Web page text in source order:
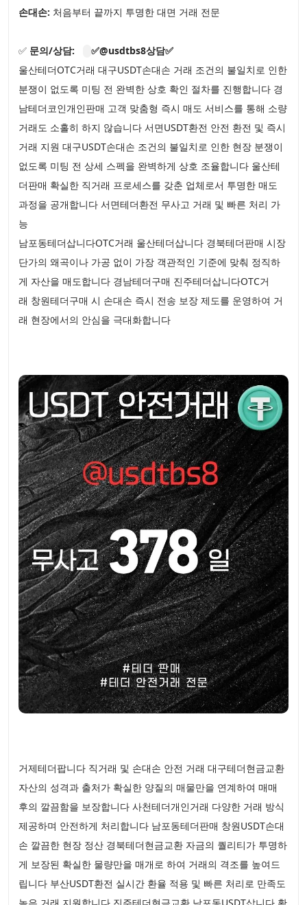
손대손: 처음부터 끝까지 투명한 대면 거래 전문
✅ 문의/상담:
✅@usdtbs8상담✅
울산테더OTC거래 대구USDT손대손 거래 조건의 불일치로 인한
분쟁이 없도록 미팅 전 완벽한 상호 확인 절차를 진행합니다 경
남테더코인개인판매 고객 맞춤형 즉시 매도 서비스를 통해 소량
거래도 소홀히 하지 않습니다 서면USDT환전 안전 환전 및 즉시
거래 지원 대구USDT손대손 조건의 불일치로 인한 현장 분쟁이
없도록 미팅 전 상세 스펙을 완벽하게 상호 조율합니다 울산테
더판매 확실한 직거래 프로세스를 갖춘 업체로서 투명한 매도
과정을 공개합니다 서면테더환전 무사고 거래 및 빠른 처리 가
능
남포동테더삽니다OTC거래 울산테더삽니다 경북테더판매 시장
단가의 왜곡이나 가공 없이 가장 객관적인 기준에 맞춰 정직하
게 자산을 매도합니다 경남테더구매 진주테더삽니다OTC거
래 창원테더구매 시 손대손 즉시 전송 보장 제도를 운영하여 거
래 현장에서의 안심을 극대화합니다
거제테더팝니다 직거래 및 손대손 안전 거래 대구테더현금교환
자산의 성격과 출처가 확실한 양질의 매물만을 연계하여 매매
후의 깔끔함을 보장합니다 사천테더개인거래 다양한 거래 방식
제공하며 안전하게 처리합니다 남포동테더판매 창원USDT손대
손 깔끔한 현장 정산 경북테더현금교환 자금의 퀄리티가 투명하
게 보장된 확실한 물량만을 매개로 하여 거래의 격조를 높여드
립니다 부산USDT환전 실시간 환율 적용 및 빠른 처리로 만족도
높은 거래 지원합니다 진주테더현금교환 남포동USDT삽니다 확